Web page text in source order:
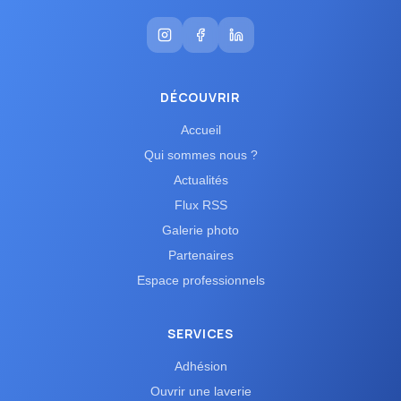
DÉCOUVRIR
Accueil
Qui sommes nous ?
Actualités
Flux RSS
Galerie photo
Partenaires
Espace professionnels
SERVICES
Adhésion
Ouvrir une laverie